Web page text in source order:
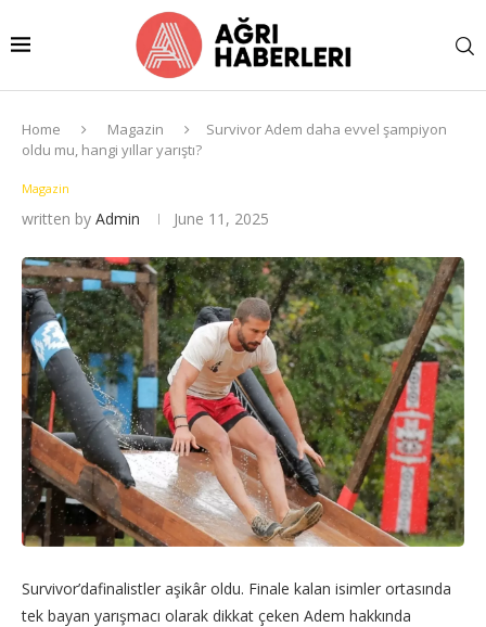
Home Magazin
Survivor Adem daha evvel şampiyon
oldu mu, hangi yıllar yarıştı?
Magazin
written by Admin June 11, 2025
Survivor’dafinalistler aşikâr oldu. Finale kalan isimler ortasında
tek bayan yarışmacı olarak dikkat çeken Adem hakkında